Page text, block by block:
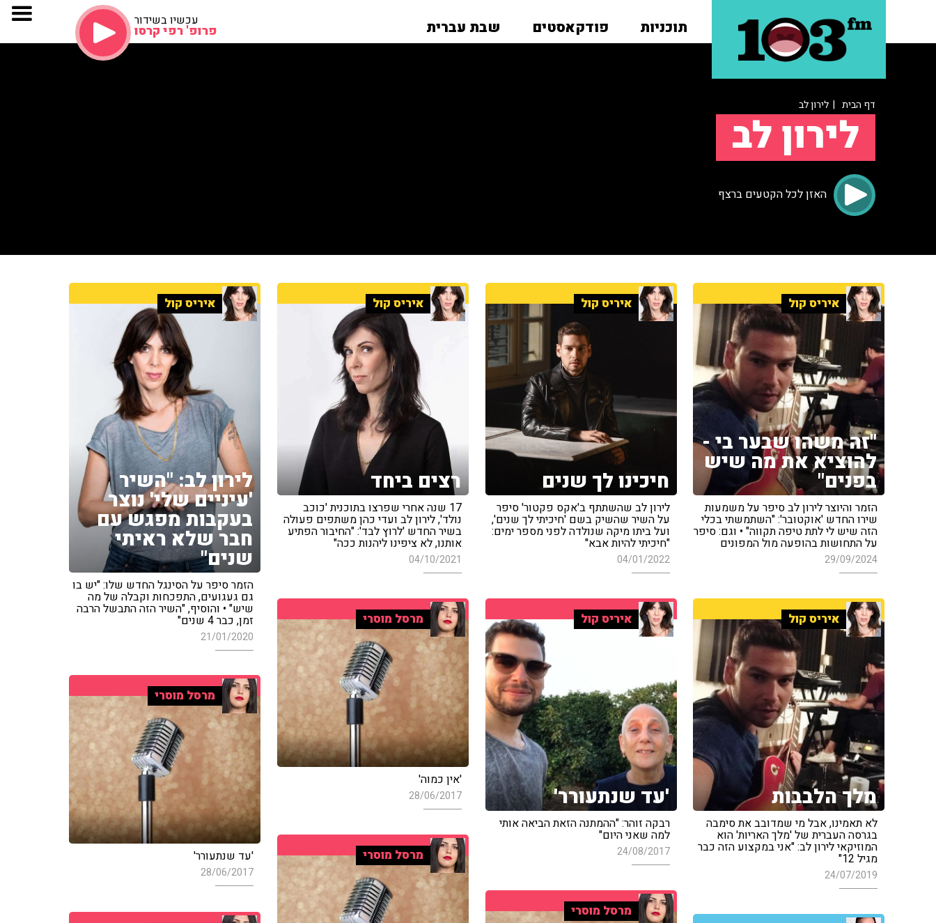
תוכניות פודקאסטים שבת עברית עכשיו בשידור
פרופ' רפי קרסו
דף הבית | לירון לב
לירון לב
האזן לכל הקטעים ברצף
איריס קול
"זה משהו שבער בי -
להוציא את מה שיש
בפנים"
הזמר והיוצר לירון לב סיפר על משמעות
שירו החדש 'אוקטובר': "השתמשתי בכלי
הזה שיש לי לתת טיפה תקווה" • וגם: סיפר
על התחושות בהופעה מול המפונים
29/09/2024
איריס קול
חיכינו לך שנים
לירון לב שהשתתף ב'אקס פקטור' סיפר
על השיר שהשיק בשם 'חיכיתי לך שנים',
ועל ביתו מיקה שנולדה לפני מספר ימים:
"חיכיתי להיות אבא"
04/01/2022
איריס קול
רצים ביחד
17 שנה אחרי שפרצו בתוכנית 'כוכב
נולד', לירון לב ועדי כהן משתפים פעולה
בשיר החדש 'לרוץ לבד': "החיבור הפתיע
אותנו, לא ציפינו ליהנות ככה"
04/10/2021
איריס קול
לירון לב: "השיר
'עיניים שלי' נוצר
בעקבות מפגש עם
חבר שלא ראיתי
שנים"
הזמר סיפר על הסינגל החדש שלו: "יש בו
גם געגועים, התפכחות וקבלה של מה
שיש" • והוסיף, "השיר הזה התבשל הרבה
זמן, כבר 4 שנים"
21/01/2020
איריס קול
מלך הלבבות
לא תאמינו, אבל מי שמדובב את סימבה
בגרסה העברית של 'מלך האריות' הוא
המוזיקאי לירון לב: "אני במקצוע הזה כבר
מגיל 12"
24/07/2019
איריס קול
'עד שנתעורר'
רבקה זוהר: "ההמתנה הזאת הביאה אותי
למה שאני היום"
24/08/2017
מרסל מוסרי
'אין כמוה'
28/06/2017
מרסל מוסרי
'עד שנתעורר'
28/06/2017
מרסל מוסרי
מרסל מוסרי